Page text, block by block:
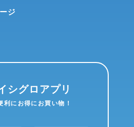
ジ
シグロアプリ
利にお得にお買い物！